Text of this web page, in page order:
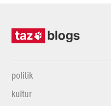
politik
kultur